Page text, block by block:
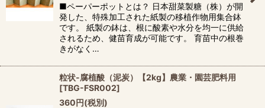
■ペーパーポットとは？ 日本甜菜製糖（株）が開
発した、特殊加工された紙製の移植作物用集合鉢
です。 紙製の鉢は、根に酸素や水分を均一に供給
されるため、健苗育成が可能です。 育苗中の根巻
きがなく…
粒状-腐植酸（泥炭）【2kg】農業・園芸肥料用
[TBG-FSR002]
360円(税別)